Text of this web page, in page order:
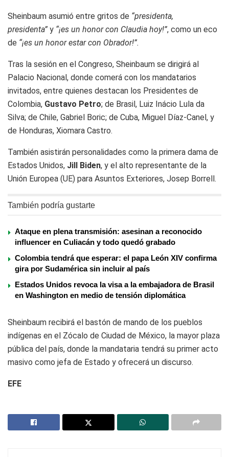
Sheinbaum asumió entre gritos de “presidenta,
presidenta” y “¡es un honor con Claudia hoy!”, como un eco
de “¡es un honor estar con Obrador!”.
Tras la sesión en el Congreso, Sheinbaum se dirigirá al
Palacio Nacional, donde comerá con los mandatarios
invitados, entre quienes destacan los Presidentes de
Colombia, Gustavo Petro; de Brasil, Luiz Inácio Lula da
Silva; de Chile, Gabriel Boric; de Cuba, Miguel Díaz-Canel, y
de Honduras, Xiomara Castro.
También asistirán personalidades como la primera dama de
Estados Unidos, Jill Biden, y el alto representante de la
Unión Europea (UE) para Asuntos Exteriores, Josep Borrell.
También podría gustarte
Ataque en plena transmisión: asesinan a reconocido
influencer en Culiacán y todo quedó grabado
Colombia tendrá que esperar: el papa León XIV confirma
gira por Sudamérica sin incluir al país
Estados Unidos revoca la visa a la embajadora de Brasil
en Washington en medio de tensión diplomática
Sheinbaum recibirá el bastón de mando de los pueblos
indígenas en el Zócalo de Ciudad de México, la mayor plaza
pública del país, donde la mandataria tendrá su primer acto
masivo como jefa de Estado y ofrecerá un discurso.
EFE